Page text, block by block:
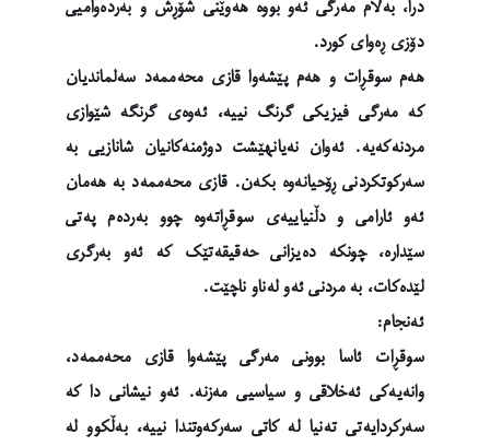
درا، بەڵام مەرگی ئەو بووە هەوێنی شۆڕش و بەردەوامیی
دۆزی ڕەوای کورد.
هەم سوقڕات و هەم پێشەوا قازی محەممەد سەلماندیان
کە مەرگی فیزیکی گرنگ نییە، ئەوەی گرنگە شێوازی
مردنەکەیە. ئەوان نەیانهێشت دوژمنەکانیان شانازیی بە
سەرکوتکردنی ڕۆحیانەوە بکەن. قازی محەممەد بە هەمان
ئەو ئارامی و دڵنیاییەی سوقڕاتەوە چوو بەردەم پەتی
سێدارە، چونکە دەیزانی حەقیقەتێک کە ئەو بەرگری
لێدەکات، بە مردنی ئەو لەناو ناچێت.
ئەنجام:
سوقڕات ئاسا بوونی مەرگی پێشەوا قازی محەممەد،
وانەیەکی ئەخلاقی و سیاسیی مەزنە. ئەو نیشانی دا کە
سەرکردایەتی تەنیا لە کاتی سەرکەوتندا نییە، بەڵکوو لە